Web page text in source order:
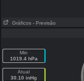
Gráficos - Previsão
Min
1019.4 hPa
Atual
30.10 inHg